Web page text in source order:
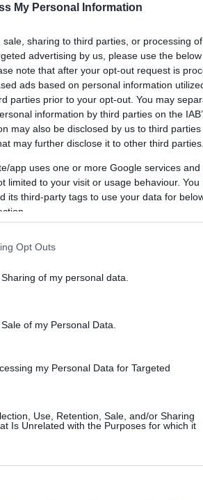
My Personal Information
sharing to third parties, or processing
advertising by us, please use the
note that after your opt-out request is
ads based on personal information
parties prior to your opt-out. You may
information by third parties on the
may also be disclosed by us to third
may further disclose it to other third parties.
app uses one or more Google services
limited to your visit or usage behaviour.
its third-party tags to use your data for
Opt Outs
of my personal data.
of my Personal Data.
my Personal Data for Targeted
Use, Retention, Sale, and/or Sharing
Is Unrelated with the Purposes for which it
mérföldkövei
legveszélyesebb migrációs útvonalai: A
óceáni út
a dzsungel szívének városa